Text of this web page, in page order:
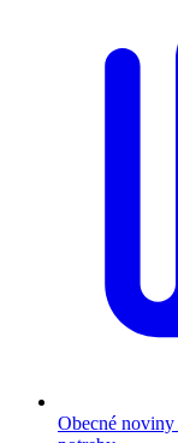
Obecné noviny